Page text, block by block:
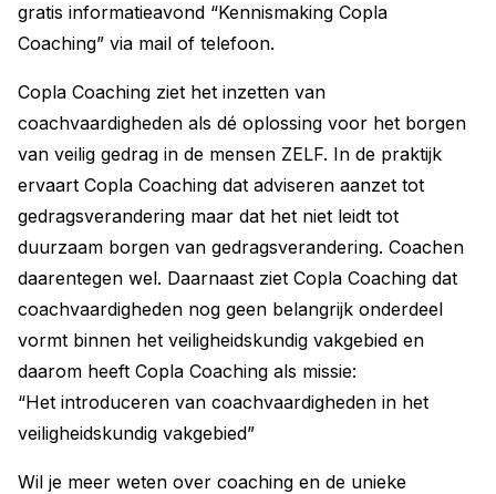
gratis informatieavond “Kennismaking Copla
Coaching” via mail of telefoon.
Copla Coaching ziet het inzetten van
coachvaardigheden als dé oplossing voor het borgen
van veilig gedrag in de mensen ZELF. In de praktijk
ervaart Copla Coaching dat adviseren aanzet tot
gedragsverandering maar dat het niet leidt tot
duurzaam borgen van gedragsverandering. Coachen
daarentegen wel. Daarnaast ziet Copla Coaching dat
coachvaardigheden nog geen belangrijk onderdeel
vormt binnen het veiligheidskundig vakgebied en
daarom heeft Copla Coaching als missie:
“Het introduceren van coachvaardigheden in het
veiligheidskundig vakgebied”
Wil je meer weten over coaching en de unieke